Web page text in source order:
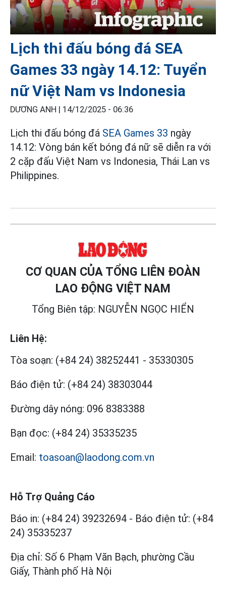
Lịch thi đấu bóng đá SEA
Games 33 ngày 14.12: Tuyển
nữ Việt Nam vs Indonesia
DƯƠNG ANH | 14/12/2025 - 06:36
Lịch thi đấu bóng đá SEA Games 33 ngày
14.12: Vòng bán kết bóng đá nữ sẽ diễn ra với
2 cặp đấu Việt Nam vs Indonesia, Thái Lan vs
Philippines.
CƠ QUAN CỦA TỔNG LIÊN ĐOÀN
LAO ĐỘNG VIỆT NAM
Tổng Biên tập: NGUYỄN NGỌC HIỂN
Liên Hệ:
Tòa soạn: (+84 24) 38252441 - 35330305
Báo điện tử: (+84 24) 38303044
Đường dây nóng: 096 8383388
Bạn đọc: (+84 24) 35335235
Email: toasoan@laodong.com.vn
Hỗ Trợ Quảng Cáo
Báo in: (+84 24) 39232694 - Báo điện tử: (+84
24) 35335237
Địa chỉ: Số 6 Phạm Văn Bạch, phường Cầu
Giấy, Thành phố Hà Nội